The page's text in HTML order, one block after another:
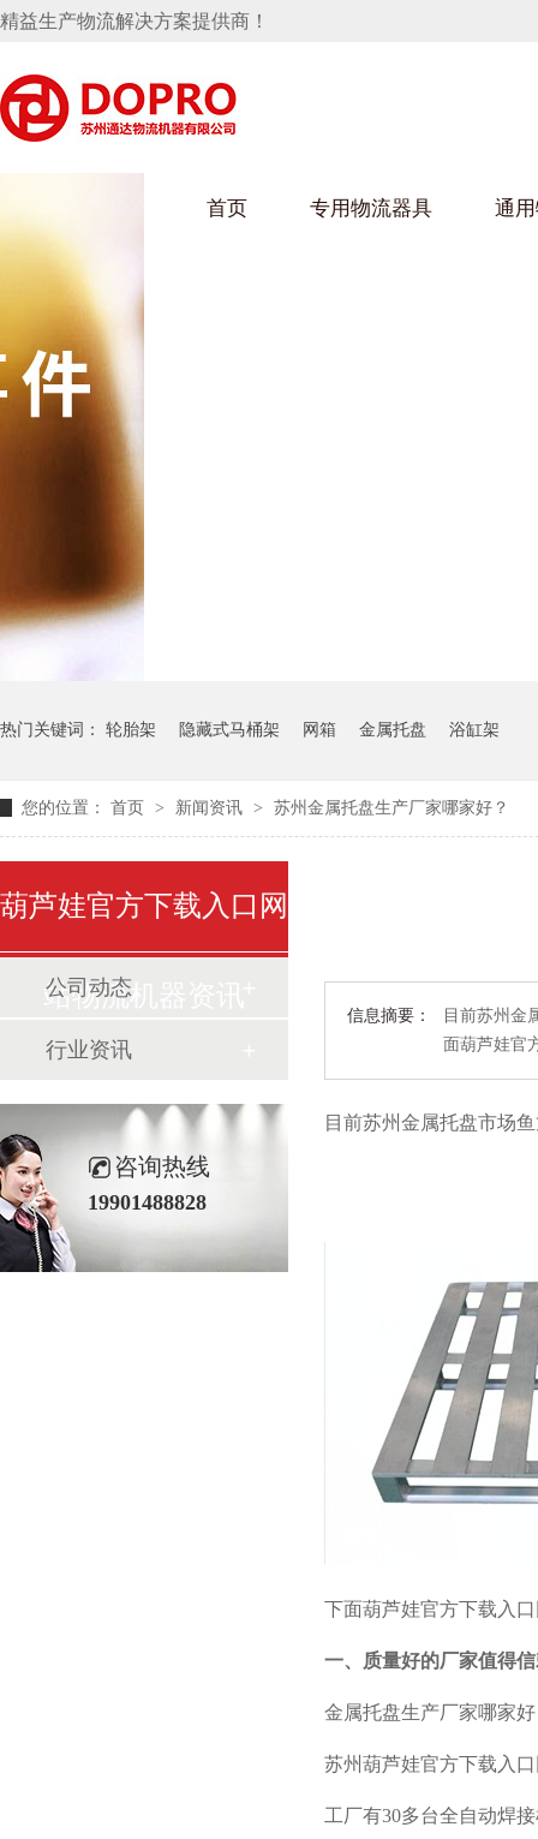
精益生产物流解决方案提供商！
首页 专用物流器具
葫芦娃下载最污架
保险杠料架
消声器料架
通
车
料架
桶水箱支架
行业
热门关键词： 轮胎架 隐藏式马桶架 网箱 金属托盘 浴缸架
您的位置： 首页 > 新闻资讯 > 苏州金属托盘生产厂家哪家好？
信息摘要：
目前苏州金
面葫芦娃官
目前苏州金属托盘市场鱼
下面葫芦娃官方下载入口
一、质量好的厂家值得
金属托盘生产厂家哪家好
苏州葫芦娃官方下载入
工厂有30多台全自动焊接机
葫芦娃官方下载入口网
站物流机器资讯
公司动态
行业资讯
咨询热线
19901488828